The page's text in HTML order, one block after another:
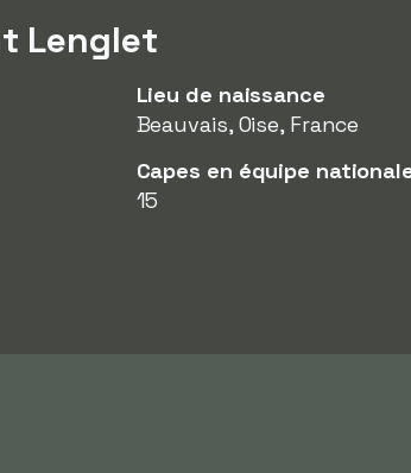
Lenglet
Lieu de naissance
Beauvais, Oise, France
Capes en équipe
15